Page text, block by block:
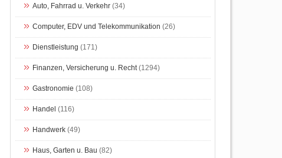
Auto, Fahrrad u. Verkehr(34)
Computer, EDV und Telekommunikation (26)
Dienstleistung (171)
Finanzen, Versicherung u. Recht(1294)
Gastronomie (108)
Handel (116)
Handwerk(49)
Haus, Garten u. Bau (82)